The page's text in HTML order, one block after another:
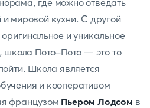
где можно отведать
мировой кухни. С другой
и уникальное
школа Пото-Пото — это то
Школа является
и кооперативом
французом Пьером Лодсом в